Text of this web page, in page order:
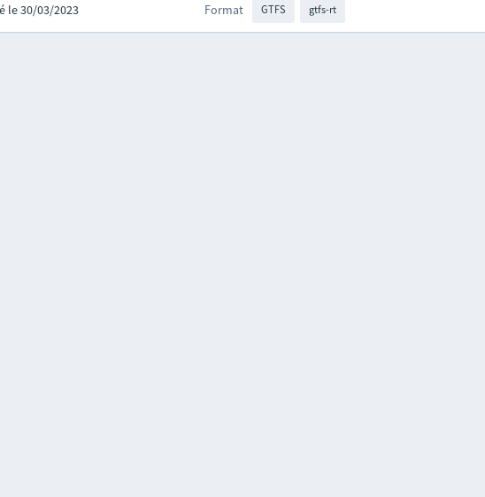
le 30/03/2023 Format GTFS gtfs-rt